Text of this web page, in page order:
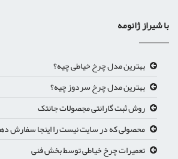
شیراز ژانومه
بهترین مدل چرخ خیاطی چیه؟
بهترین مدل چرخ سردوز چیه؟
روش ثبت گارانتی مجصولات جانتک
محصولی که در سایت نیست را اینجا سفارش دهید.
تعمیرات چرخ خیاطی توسط بخش فنی